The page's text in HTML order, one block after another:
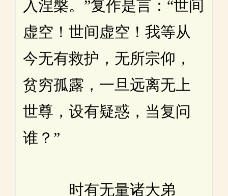
入涅槃。”复作是言：“世间
虚空！世间虚空！我等从
今无有救护，无所宗仰，
贫穷孤露，一旦远离无上
世尊，设有疑惑，当复问
谁？”
时有无量诸大弟